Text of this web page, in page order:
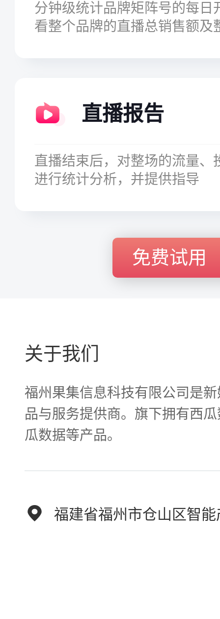
分钟级统计品牌矩阵号的每日
看整个品牌的直播总销售额及
直播报告
直播结束后，对整场的流量、
进行统计分析，并提供指导
免费试用
关于我们
福州果集信息科技有限公司是
品与服务提供商。旗下拥有西
瓜数据等产品。
福建省福州市仓山区智能